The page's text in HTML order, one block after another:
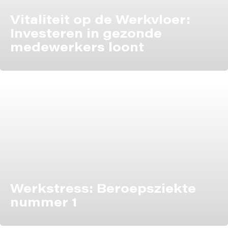
Vitaliteit op de Werkvloer:
Investeren in gezonde
medewerkers loont
Werkstress: Beroepsziekte
nummer 1